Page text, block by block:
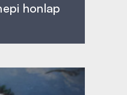
honlap